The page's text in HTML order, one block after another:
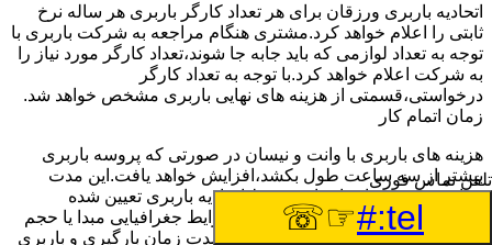
اتحادیه باربری ورزقان برای هر تعداد کارگر باربری هر ساله نرخ
ثابتی را اعلام خواهد کرد.مشتری هنگام مراجعه به شرکت باربری با
توجه به تعداد لوازمی که باید جابه جا شوند،تعداد کارگر مورد نیاز را
به شرکت اعلام خواهد کرد.با توجه به تعداد کارگر
درخواستی،قسمتی از هزینه های نهایی باربری مشخص خواهد شد.
زمان اتمام کار
هزینه های باربری با وانت و نیسان در صورتی که پروسه باربری
بیشتر از سه ساعت طول بکشد،افزایش خواهد یافت.این مدت
زمان به صورت استادندارد توسط اتحادیه باربری تعیین شده
است.عواملی مثل آب وهوا،ترافیک،شرایط جغرافیایی مبدا یا حجم
زیاد لوازم ممکن است باعث افزایش مدت زمان بارگیری و باربری
تلفن تماس فوری
tel:#
☞☏